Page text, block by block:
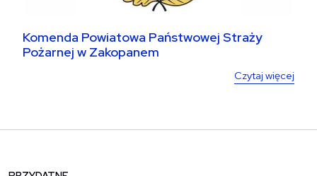
Komenda Powiatowa Państwowej Straży
Pożarnej w Zakopanem
Czytaj więcej